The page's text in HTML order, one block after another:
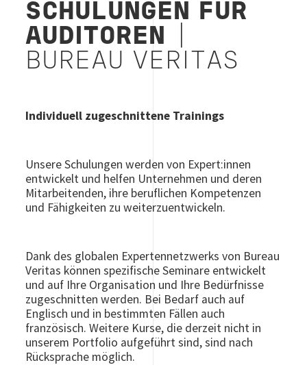
SCHULUNGEN FÜR
AUDITOREN
BUREAU VERITAS
Individuell zugeschnittene Trainings
Unsere Schulungen werden von Expert:innen
entwickelt und helfen Unternehmen und deren
Mitarbeitenden, ihre beruflichen Kompetenzen
und Fähigkeiten zu weiterzuentwickeln.
Dank des globalen Expertennetzwerks von Bureau
Veritas können spezifische Seminare entwickelt
und auf Ihre Organisation und Ihre Bedürfnisse
zugeschnitten werden. Bei Bedarf auch auf
Englisch und in bestimmten Fällen auch
französisch. Weitere Kurse, die derzeit nicht in
unserem Portfolio aufgeführt sind, sind nach
Rücksprache möglich.